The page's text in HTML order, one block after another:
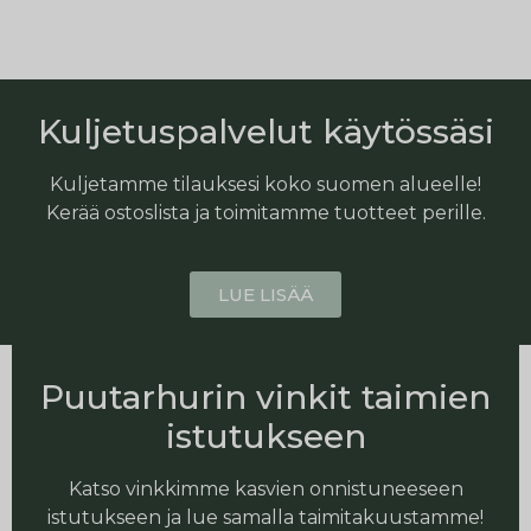
Kuljetuspalvelut käytössäsi
Kuljetamme tilauksesi koko suomen alueelle!
Kerää ostoslista ja toimitamme tuotteet perille.
LUE LISÄÄ
Puutarhurin vinkit taimien
istutukseen
Katso vinkkimme kasvien onnistuneeseen
istutukseen ja lue samalla taimitakuustamme!